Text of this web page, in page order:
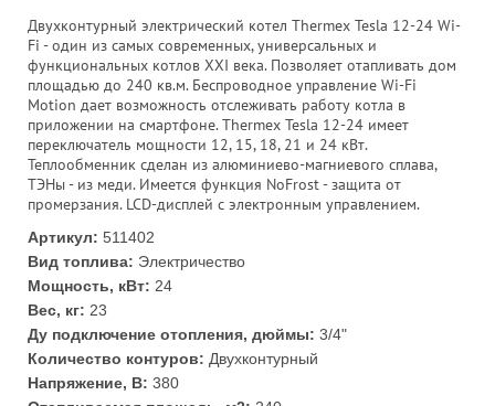
Двухконтурный электрический котел Thermex Tesla 12-24 Wi-
Fi - один из самых современных, универсальных и
функциональных котлов ХХI века. Позволяет отапливать дом
площадью до 240 кв.м. Беспроводное управление Wi-Fi
Motion дает возможность отслеживать работу котла в
приложении на смартфоне. Thermex Tesla 12-24 имеет
переключатель мощности 12, 15, 18, 21 и 24 кВт.
Теплообменник сделан из алюминиево-магниевого сплава,
ТЭНы - из меди. Имеется функция NoFrost - защита от
промерзания. LCD-дисплей с электронным управлением.
Артикул: 511402
Вид топлива: Электричество
Мощность, кВт: 24
Вес, кг: 23
Ду подключение отопления, дюймы: 3/4"
Количество контуров: Двухконтурный
Напряжение, В: 380